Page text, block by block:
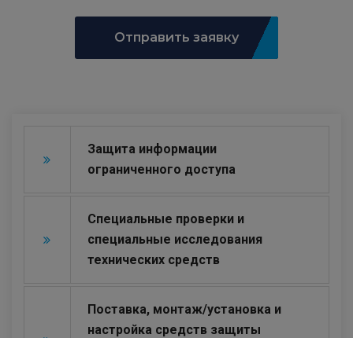
Защита информации
ограниченного доступа
Специальные проверки и
специальные исследования
технических средств
Поставка, монтаж/установка и
настройка средств защиты
Отправить заявку